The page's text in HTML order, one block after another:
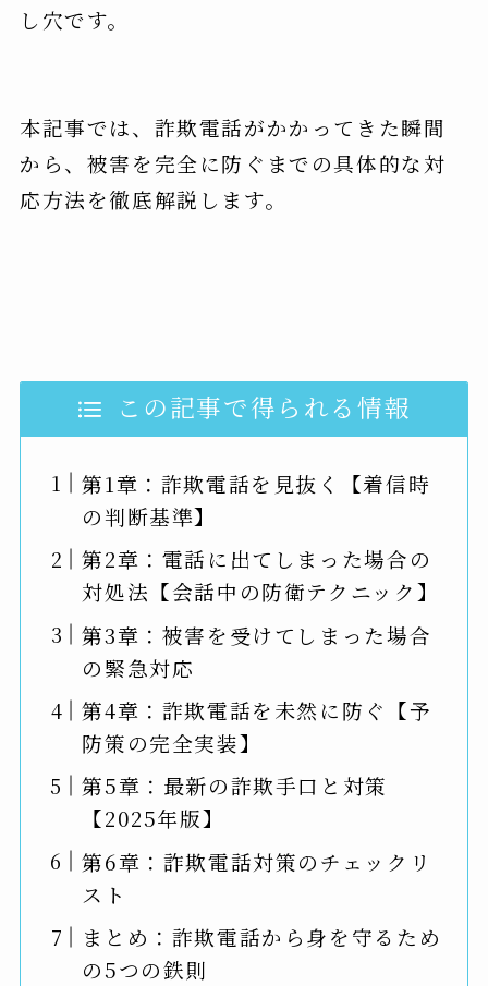
し穴です。
本記事では、詐欺電話がかかってきた瞬間
から、被害を完全に防ぐまでの具体的な対
応方法を徹底解説します。
この記事で得られる情報
第1章：詐欺電話を見抜く【着信時
の判断基準】
第2章：電話に出てしまった場合の
対処法【会話中の防衛テクニック】
第3章：被害を受けてしまった場合
の緊急対応
第4章：詐欺電話を未然に防ぐ【予
防策の完全実装】
第5章：最新の詐欺手口と対策
【2025年版】
第6章：詐欺電話対策のチェックリ
スト
まとめ：詐欺電話から身を守るため
の5つの鉄則